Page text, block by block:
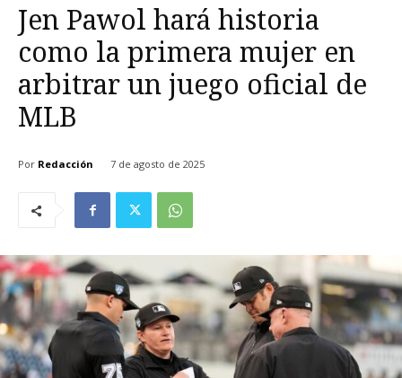
Jen Pawol hará historia
como la primera mujer en
arbitrar un juego oficial de
MLB
Por Redacción 7 de agosto de 2025